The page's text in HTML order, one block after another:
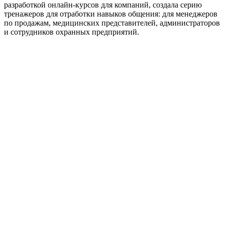
разработкой онлайн-курсов для компаний, создала серию
тренажеров для отработки навыков общения: для менеджеров
по продажам, медицинских представителей, администраторов
и сотрудников охранных предприятий.